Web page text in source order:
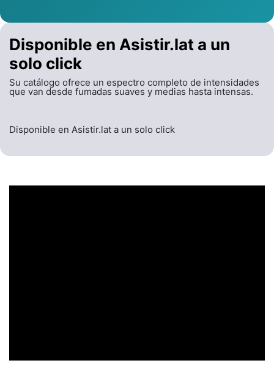
Disponible en Asistir.lat a un
solo click
Su catálogo ofrece un espectro completo de intensidades
que van desde fumadas suaves y medias hasta intensas.
Disponible en Asistir.lat a un solo click